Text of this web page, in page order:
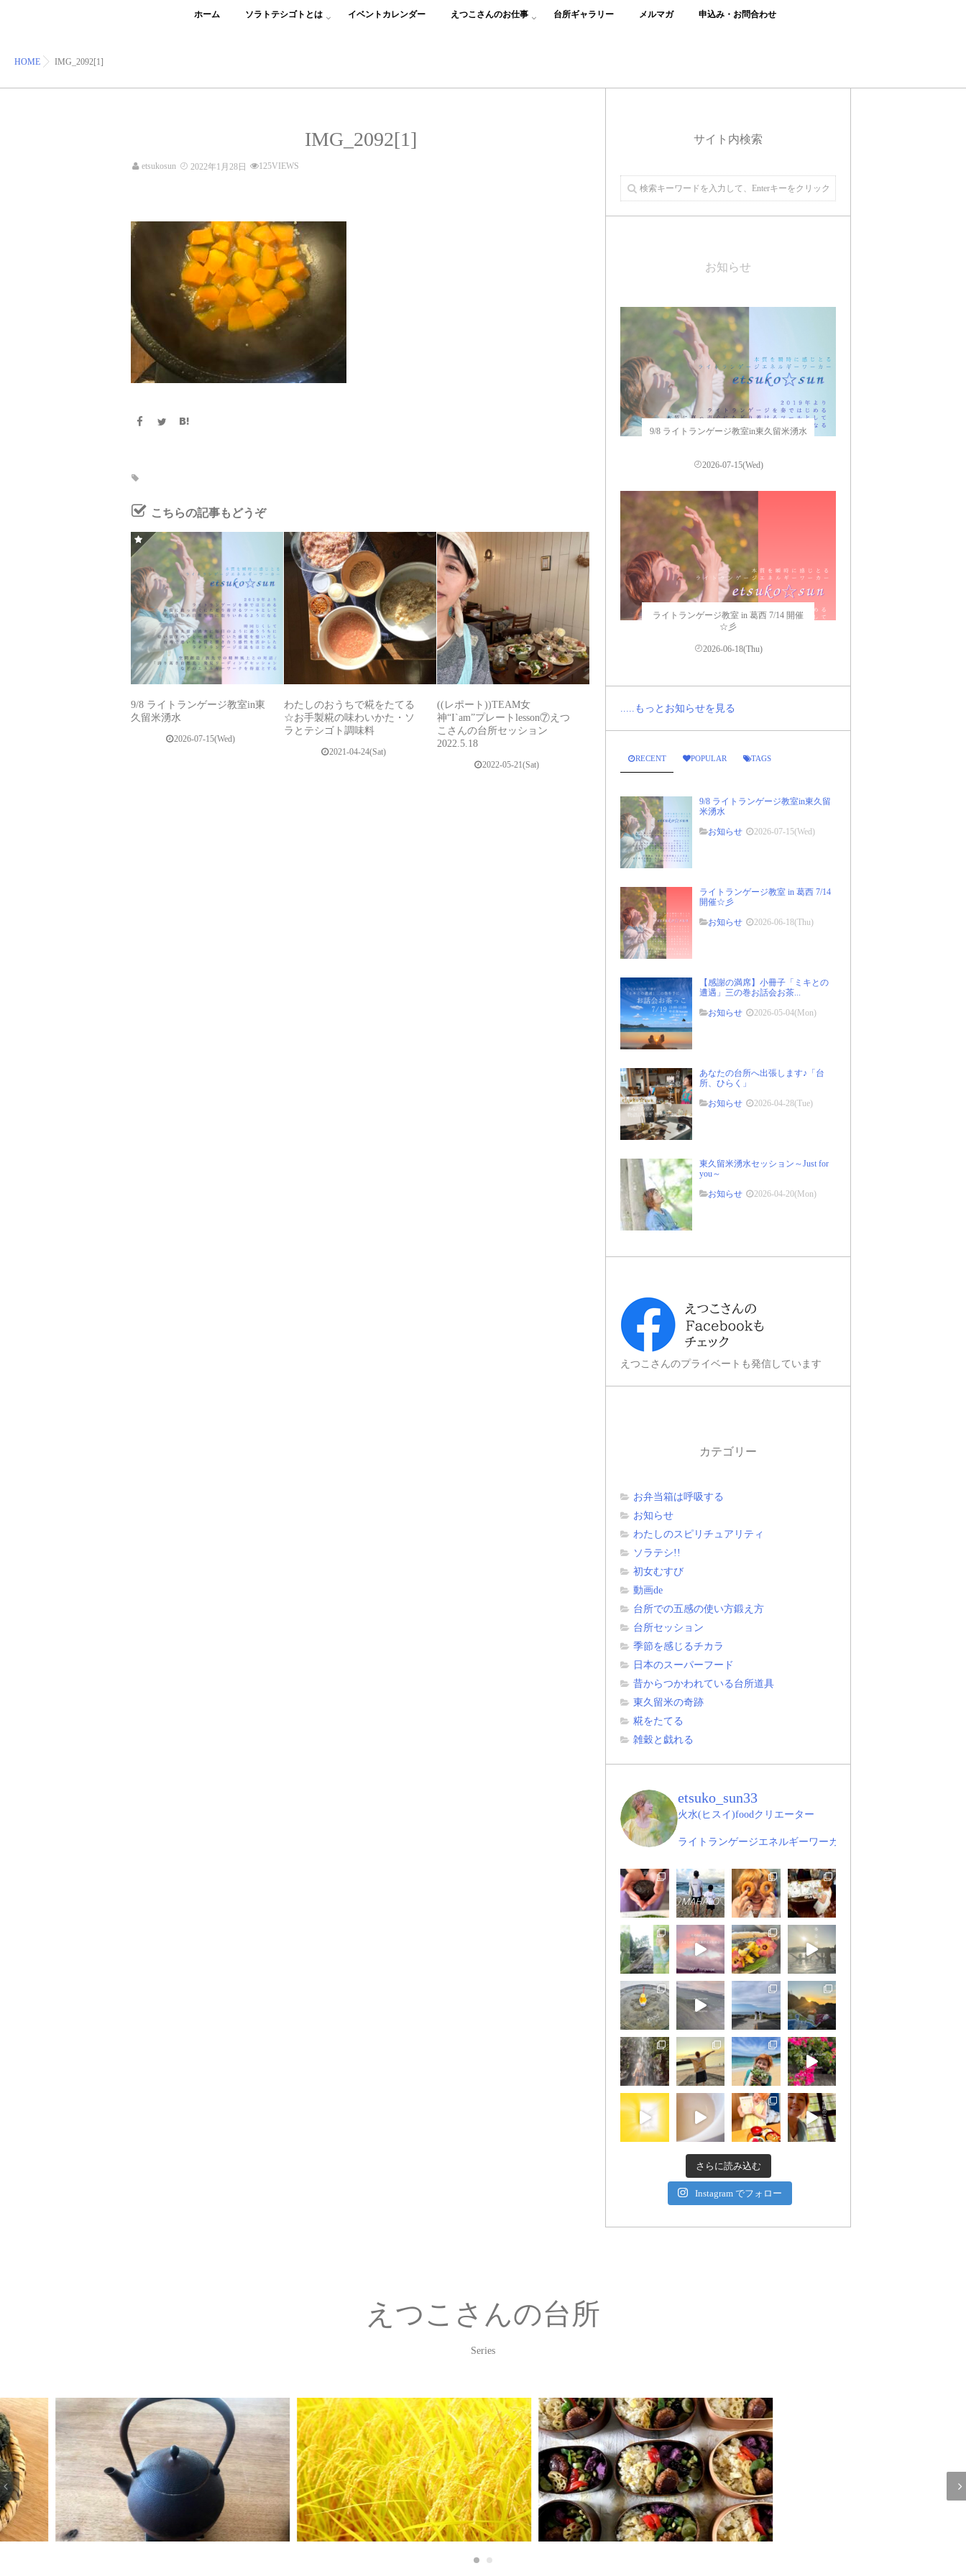
ホーム ソラトテシゴトとは イベントカレンダー えつこさんのお仕事 台所ギャラリー メルマガ 申込み・お問合わせ
HOME IMG_2092[1]
IMG_2092[1]
etsukosun 2022年1月28日 125VIEWS
こちらの記事もどうぞ
9/8 ライトランゲージ教室in東
久留米湧水
2026-07-15(Wed)
わたしのおうちで糀をたてる
☆お手製糀の味わいかた・ソ
ラとテシゴト調味料
2021-04-24(Sat)
((レポート))TEAM女
神“I`am”プレートlesson⑦えつ
こさんの台所セッション
2022.5.18
2022-05-21(Sat)
サイト内検索
お知らせ
9/8 ライトランゲージ教室in東久留米湧水
2026-07-15(Wed)
ライトランゲージ教室 in 葛西 7/14 開催
☆彡
2026-06-18(Thu)
.....もっとお知らせを見る
RECENT POPULAR TAGS
9/8 ライトランゲージ教室in東久留
米湧水
お知らせ
2026-07-15(Wed)
ライトランゲージ教室 in 葛西 7/14
開催☆彡
お知らせ
2026-06-18(Thu)
【感謝の満席】小冊子「ミキとの
遭遇」三の巻お話会お茶...
お知らせ
2026-05-04(Mon)
あなたの台所へ出張します♪「台
所、ひらく」
お知らせ
2026-04-28(Tue)
東久留米湧水セッション～Just for
you～
お知らせ
2026-04-20(Mon)
えつこさんのプライベートも発信しています
カテゴリー
お弁当箱は呼吸する
お知らせ
わたしのスピリチュアリティ
ソラテシ!!
初女むすび
動画de
台所での五感の使い方鍛え方
台所セッション
季節を感じるチカラ
日本のスーパーフード
昔からつかわれている台所道具
東久留米の奇跡
糀をたてる
雑穀と戯れる
etsuko_sun33
火水(ヒスイ)foodクリエーター
ライトランゲージエネルギーワーカー
さらに読み込む
Instagram でフォロー
えつこさんの台所
Series